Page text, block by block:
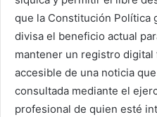
que la Constitución Política
divisa el beneficio actual
mantener un registro
accesible de una noticia
consultada mediante el
profesional de quien esté